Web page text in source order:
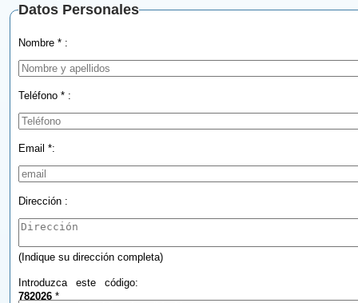
Datos Personales
Nombre * :
Teléfono * :
Email *:
Dirección :
(Indique su dirección completa)
Introduzca este código:
782026 *